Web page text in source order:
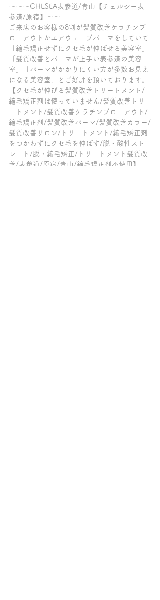
～～～CHLSEA表参道/青山【チェルシー表
参道/原宿】～～
ご来店のお客様の8割が髪質改善ケラチンブ
ローアウトかエアウェーブパーマをしていて
「縮毛矯正せずにクセ毛が伸ばせる美容室」
「髪質改善とパーマが上手い表参道の美容
室」「パーマがかかりにくい方が多数お見え
になる美容室」とご好評を頂いております。
【クセ毛が伸びる髪質改善トリートメント/
縮毛矯正剤は使っていません/髪質改善トリ
ートメント/髪質改善ケラチンブローアウト/
縮毛矯正剤/髪質改善パーマ/髪質改善カラー/
髪質改善サロン/トリートメント/縮毛矯正剤
をつかわずにクセ毛を伸ばす/脱・酸性スト
レート/脱・縮毛矯正/トリートメント髪質改
善/表参道/原宿/青山/縮毛矯正剤不使用】